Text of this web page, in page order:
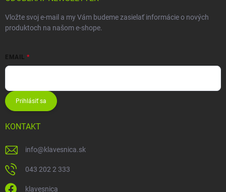
Vložte svoj e-mail a my Vám budeme zasielať informácie o nových
produktoch na našom e-shope.
EMAIL
Prihlásiť sa
KONTAKT
info@klavesnica.sk
043 202 2 333
klavesnica